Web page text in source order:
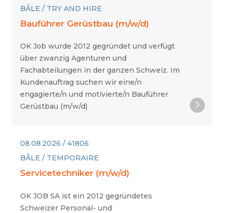
BÂLE / TRY AND HIRE
Bauführer Gerüstbau (m/w/d)
OK Job wurde 2012 gegründet und verfügt
über zwanzig Agenturen und
Fachabteilungen in der ganzen Schweiz. Im
Kundenauftrag suchen wir eine/n
engagierte/n und motivierte/n Bauführer
Gerüstbau (m/w/d)
08.08.2026 / 41806
BÂLE / TEMPORAIRE
Servicetechniker (m/w/d)
OK JOB SA ist ein 2012 gegründetes
Schweizer Personal- und